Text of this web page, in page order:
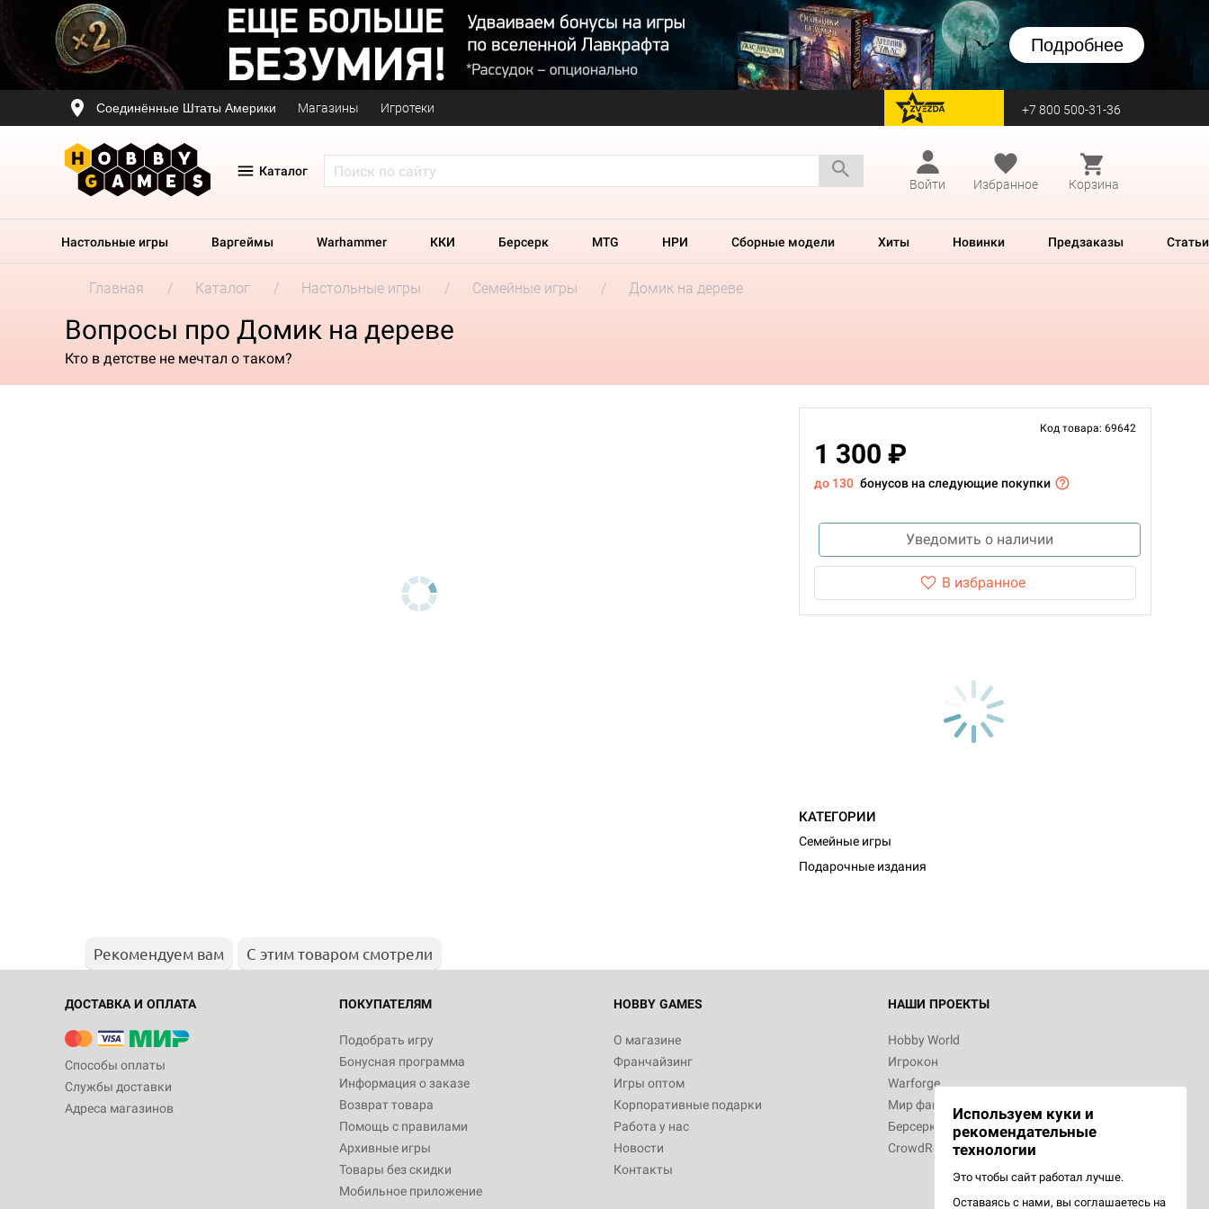
Подробнее
Соединённые Штаты Америки Магазины Игротеки перейти на Zvezda +7 800 500-31-36
Каталог
Войти
Избранное Корзина
Настольные игры Варгеймы Warhammer ККИ Берсерк MTG НРИ Сборные модели Хиты Новинки Предзаказы Статьи
Главная Каталог Настольные игры Семейные игры Домик на дереве
Вопросы про Домик на дереве
Кто в детстве не мечтал о таком?
Код товара: 69642
1 300 ₽
до 130 бонусов на следующие покупки
Уведомить о наличии
В избранное
КАТЕГОРИИ
Семейные игры
Подарочные издания
Рекомендуем вам С этим товаром смотрели
ДОСТАВКА И ОПЛАТА
Способы оплаты
Службы доставки
Адреса магазинов
ПОКУПАТЕЛЯМ
Подобрать игру
Бонусная программа
Информация о заказе
Возврат товара
Помощь с правилами
Архивные игры
Товары без скидки
Мобильное приложение
HOBBY GAMES
О магазине
Франчайзинг
Игры оптом
Корпоративные подарки
Работа у нас
Новости
Контакты
НАШИ ПРОЕКТЫ
Hobby World
Игрокон
Warforge
Мир фантастики
Берсерк
CrowdRepublic
Используем куки и
рекомендательные
технологии
Это чтобы сайт работал лучше.
Оставаясь с нами, вы соглашаетесь на